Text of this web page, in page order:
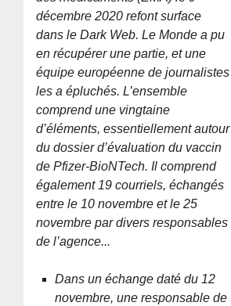
décembre 2020 refont surface
dans le Dark Web. Le Monde a pu
en récupérer une partie, et une
équipe européenne de journalistes
les a épluchés. L’ensemble
comprend une vingtaine
d’éléments, essentiellement autour
du dossier d’évaluation du vaccin
de Pfizer-BioNTech. Il comprend
également 19 courriels, échangés
entre le 10 novembre et le 25
novembre par divers responsables
de l’agence...
Dans un échange daté du 12
novembre, une responsable de